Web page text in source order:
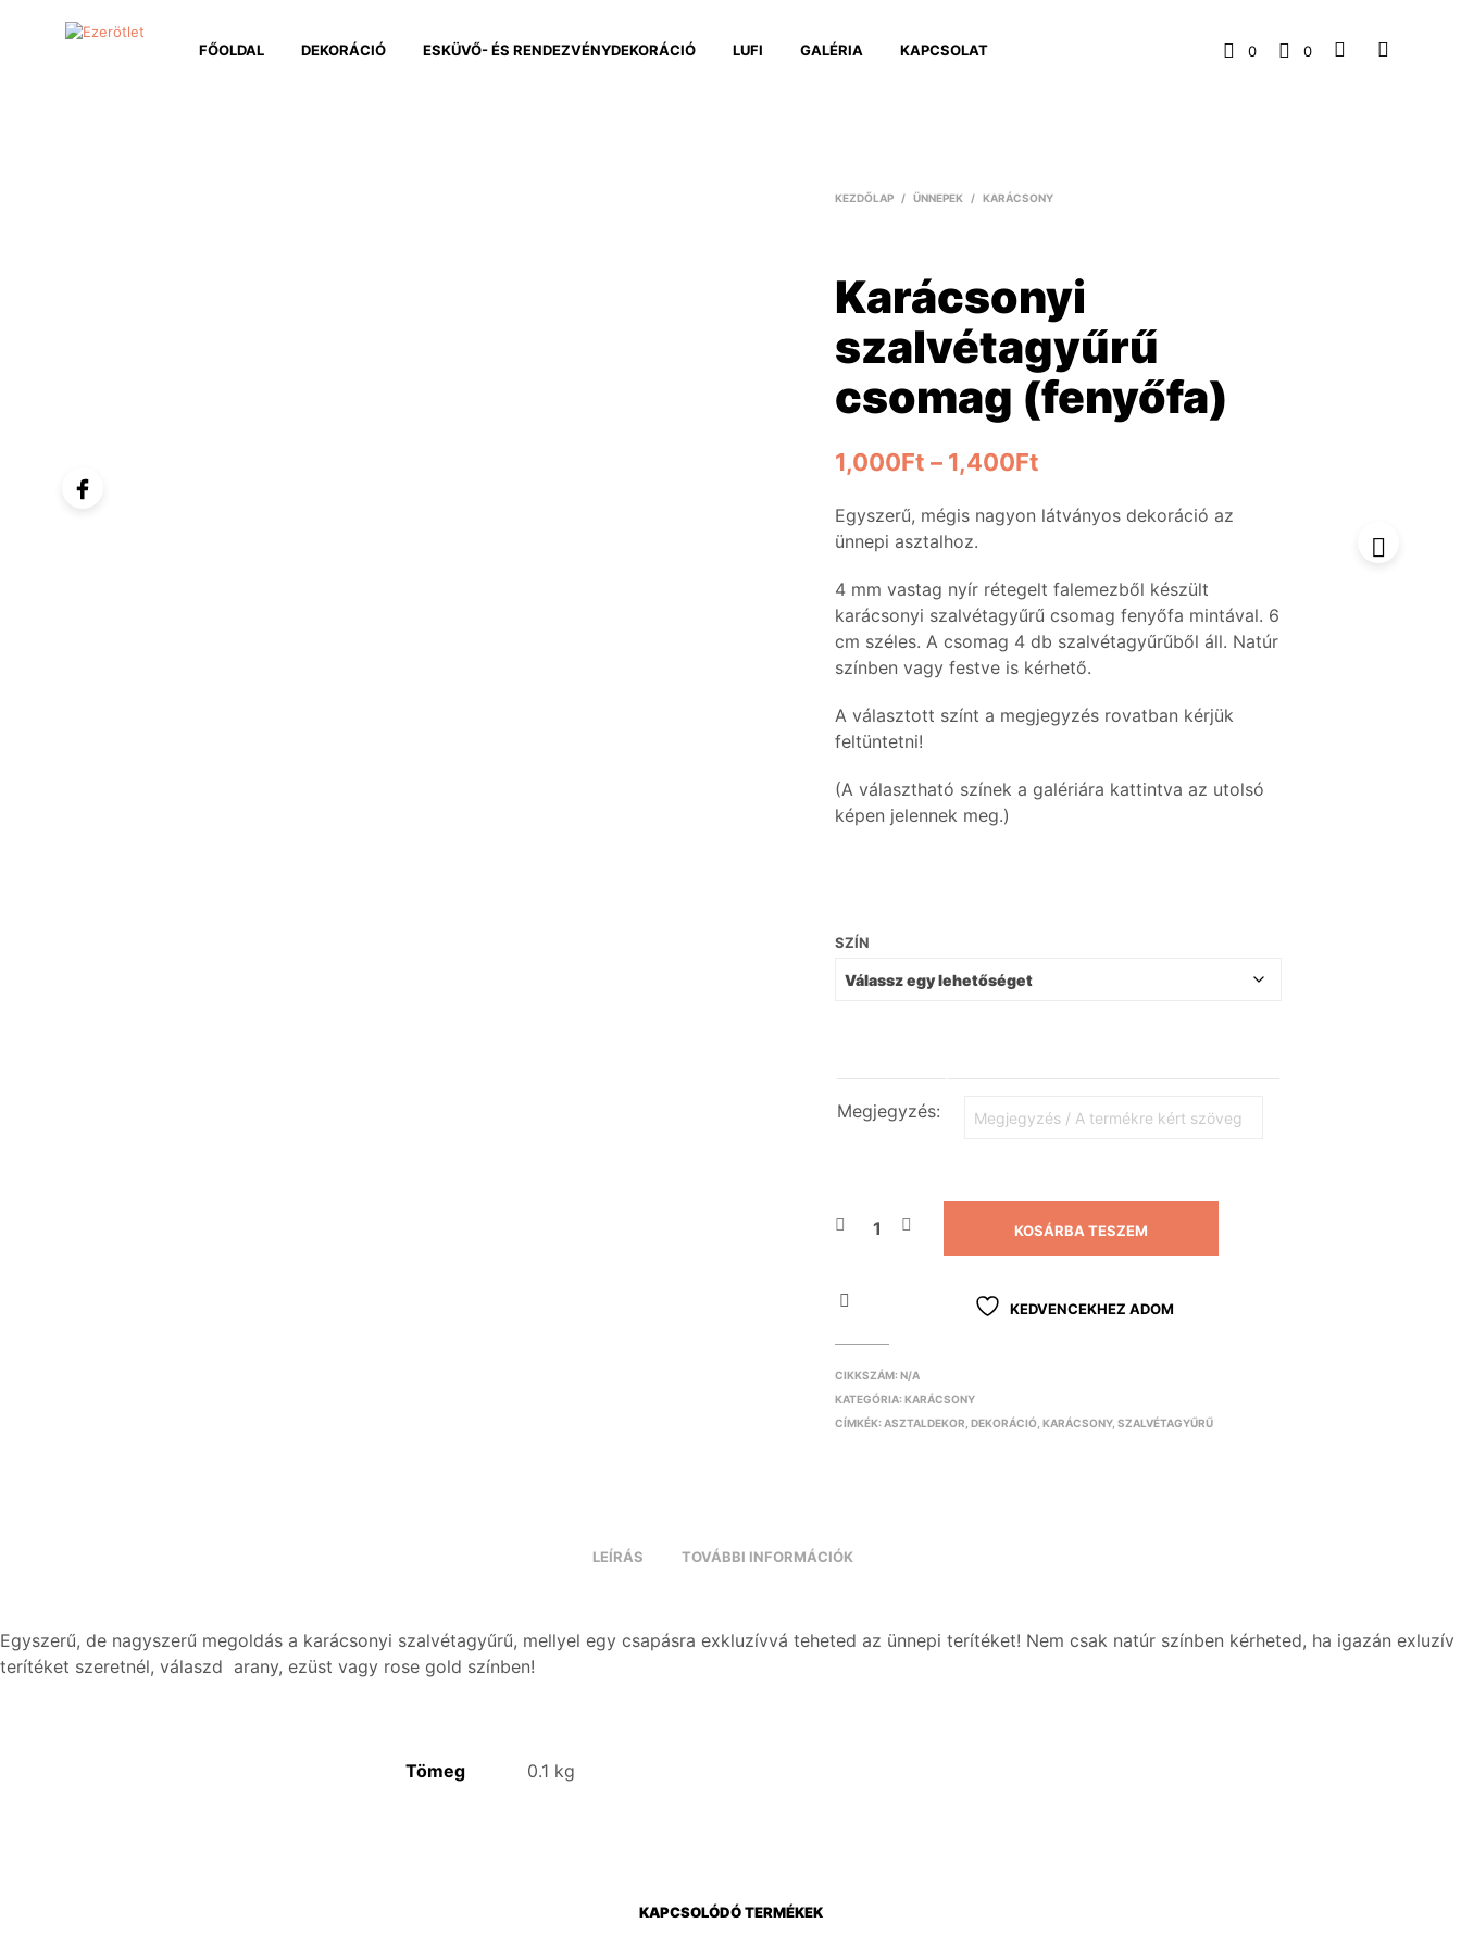
0 0
FŐOLDAL DEKORÁCIÓ ESKÜVŐ- ÉS RENDEZVÉNYDEKORÁCIÓ LUFI GALÉRIA KAPCSOLAT
KEZDŐLAP / ÜNNEPEK / KARÁCSONY
Karácsonyi
szalvétagyűrű
csomag (fenyőfa)
1,000Ft – 1,400Ft
Egyszerű, mégis nagyon látványos dekoráció az
ünnepi asztalhoz.
4 mm vastag nyír rétegelt falemezből készült
karácsonyi szalvétagyűrű csomag fenyőfa mintával. 6
cm széles. A csomag 4 db szalvétagyűrűből áll. Natúr
színben vagy festve is kérhető.
A választott színt a megjegyzés rovatban kérjük
feltüntetni!
(A választható színek a galériára kattintva az utolsó
képen jelennek meg.)
SZÍN
Megjegyzés:
KOSÁRBA TESZEM
KEDVENCEKHEZ ADOM
CIKKSZÁM:N/A
KATEGÓRIA:KARÁCSONY
CÍMKÉK:ASZTALDEKOR ,DEKORÁCIÓ ,KARÁCSONY,SZALVÉTAGYŰRŰ
LEÍRÁS TOVÁBBI INFORMÁCIÓK
Egyszerű, de nagyszerű megoldás a karácsonyi szalvétagyűrű, mellyel egy csapásra exkluzívvá teheted az ünnepi terítéket! Nem csak natúr színben kérheted, ha igazán exluzív
terítéket szeretnél, válaszd arany, ezüst vagy rose gold színben!
Tömeg 0.1 kg
KAPCSOLÓDÓ TERMÉKEK